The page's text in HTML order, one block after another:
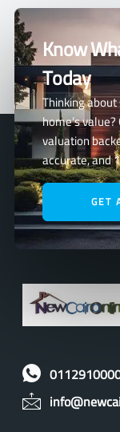
Know
Today
Thinking
home’s
valuation
accurate, and
GET